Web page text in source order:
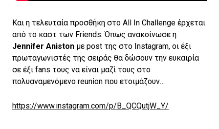
Και η τελευταία προσθήκη στο All In Challenge έρχεται
από το καστ των Friends: Όπως ανακοίνωσε η
Jennifer Aniston με post της στο Instagram, οι έξι
πρωταγωνιστές της σειράς θα δώσουν την ευκαιρία
σε έξι fans τους να είναι μαζί τους στο
πολυαναμενόμενο reunion που ετοιμάζουν…
https://www.instagram.com/p/B_QCQutjW_Y/